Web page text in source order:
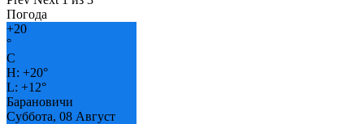
Погода
+20
°
C
H: +20°
L: +12°
Барановичи
Суббота, 08 Август